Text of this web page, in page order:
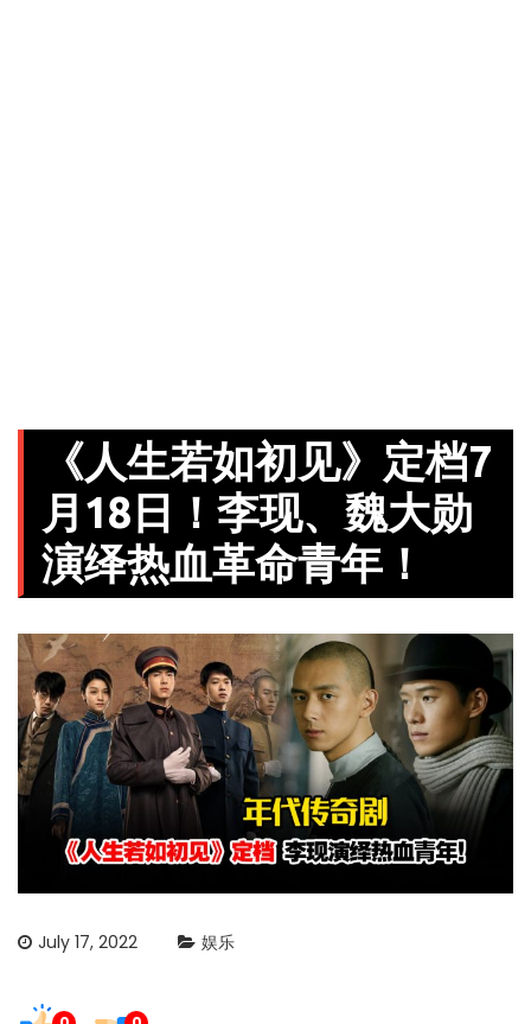
《人生若如初见》定档7
月18日！李现、魏大勋
演绎热血革命青年！
July 17, 2022 娱乐